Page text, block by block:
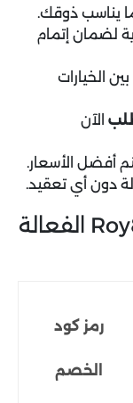
يناسب ذوقك.
لضمان إتمام
الخيارات
الآن
أفضل الأسعار.
دون أي تعقيد.
احدث اكواد خصم رؤية Roy8ah الفعالة
رمز كود
الخصم